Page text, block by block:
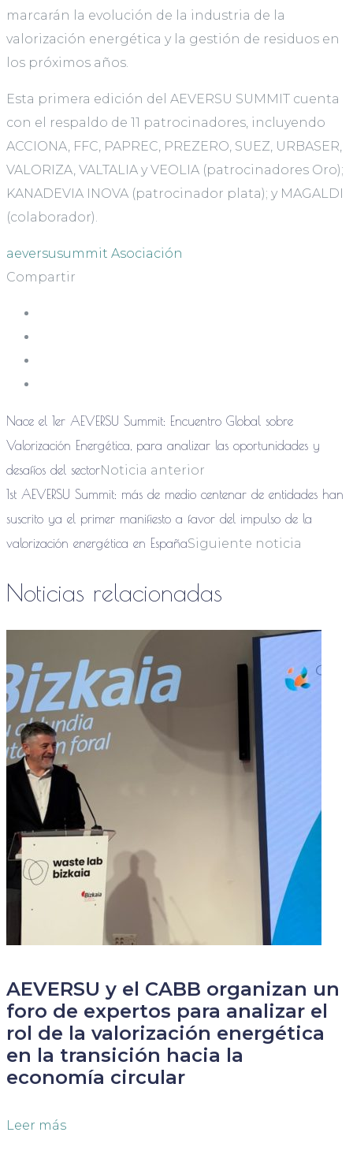
marcarán la evolución de la industria de la
valorización energética y la gestión de residuos en
los próximos años.
Esta primera edición del AEVERSU SUMMIT cuenta
con el respaldo de 11 patrocinadores, incluyendo
ACCIONA, FFC, PAPREC, PREZERO, SUEZ, URBASER,
VALORIZA, VALTALIA y VEOLIA (patrocinadores Oro);
KANADEVIA INOVA (patrocinador plata); y MAGALDI
(colaborador).
aeversusummit Asociación
Compartir
Nace el 1er AEVERSU Summit: Encuentro Global sobre
Valorización Energética, para analizar las oportunidades y
desafíos del sectorNoticia anterior
1st AEVERSU Summit: más de medio centenar de entidades han
suscrito ya el primer manifiesto a favor del impulso de la
valorización energética en EspañaSiguiente noticia
Noticias relacionadas
AEVERSU y el CABB organizan un
foro de expertos para analizar el
rol de la valorización energética
en la transición hacia la
economía circular
Leer más